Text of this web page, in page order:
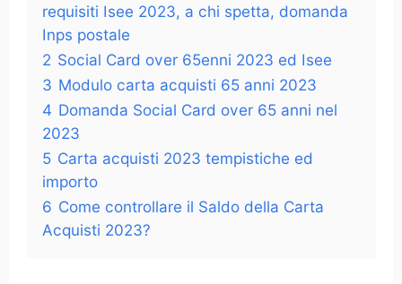
requisiti Isee 2023, a chi spetta, domanda
Inps postale
2 Social Card over 65enni 2023 ed Isee
3 Modulo carta acquisti 65 anni 2023
4 Domanda Social Card over 65 anni nel
2023
5 Carta acquisti 2023 tempistiche ed
importo
6 Come controllare il Saldo della Carta
Acquisti 2023?